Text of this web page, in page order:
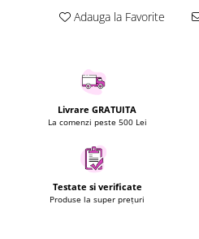
Sisteme Incalzire
Utilaje si materiale de constructii
Laptop, Tablete & Telefoane
Accesorii tablete
Telefoane Mobile & accesorii
Wearable & Gadgeturi
Electrocasnice & Climatizare
Adauga la Favorite
Livrare GRATUITA
La comenzi peste 500 Lei
Testate si verificate
Produse la super prețuri